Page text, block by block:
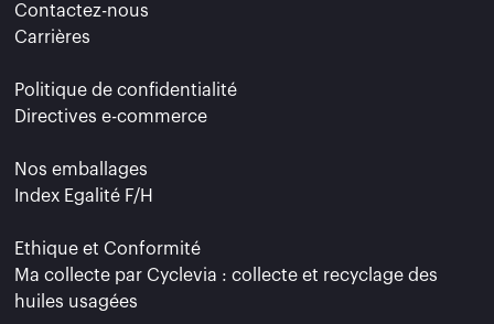
Contactez-nous
Carrières
Politique de confidentialité
Directives e-commerce
Nos emballages
Index Egalité F/H
Ethique et Conformité
Ma collecte par Cyclevia : collecte et recyclage des
huiles usagées